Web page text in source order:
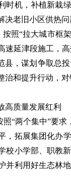
时机，补植新栽
决老旧小区供热
按照“拉大城市框
速延津段施工，
县，谋划争取总
治和提升行动，
高质量发展红利
照“两个集中”要
， 拓展集团化办
校小学部、职教
并利用好生态林